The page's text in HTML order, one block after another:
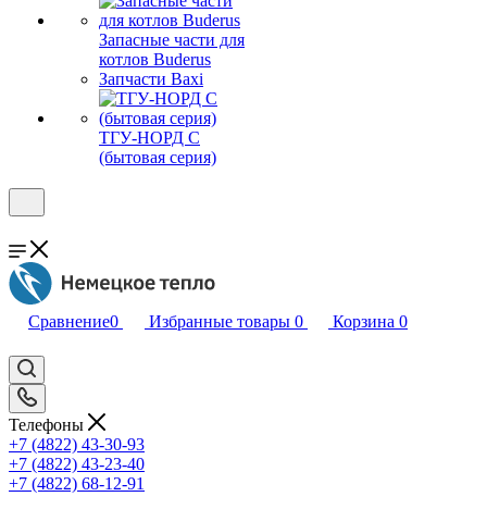
Запасные части для
котлов Buderus
Запчасти Baxi
ТГУ-НОРД С
(бытовая серия)
Сравнение0 Избранные товары 0 Корзина 0
Телефоны
+7 (4822) 43-30-93
+7 (4822) 43-23-40
+7 (4822) 68-12-91